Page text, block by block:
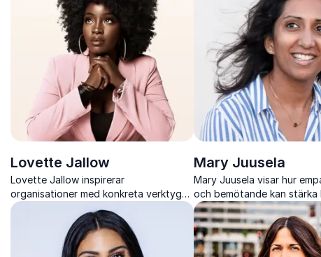
Lovette Jallow
Lovette Jallow inspirerar
organisationer med konkreta verktyg
för inkludering, rättvisa och tillhörighet
som skapar verklig förändring.
Mary Juusela
Mary Juusela visar hur
och bemötande kan stärka
individer, organisationer